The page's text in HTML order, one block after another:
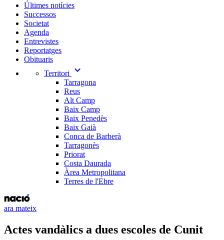
Últimes notícies
Successos
Societat
Agenda
Entrevistes
Reportatges
Obituaris
Territori
expand_more
Tarragona
Reus
Alt Camp
Baix Camp
Baix Penedès
Baix Gaià
Conca de Barberà
Tarragonès
Priorat
Costa Daurada
Àrea Metropolitana
Terres de l'Ebre
ara mateix
Actes vandàlics a dues escoles de Cunit